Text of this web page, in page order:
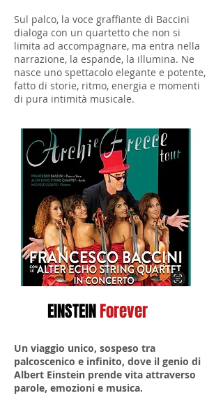
Sul palco, la voce graffiante di Baccini
dialoga con un quartetto che non si
limita ad accompagnare, ma entra nella
narrazione, la espande, la illumina. Ne
nasce uno spettacolo elegante e potente,
fatto di storie, ritmo, energia e momenti
di pura intimità musicale.
Un viaggio unico, sospeso tra
palcoscenico e infinito, dove il genio di
Albert Einstein prende vita attraverso
parole, emozioni e musica.
EINSTEINForever